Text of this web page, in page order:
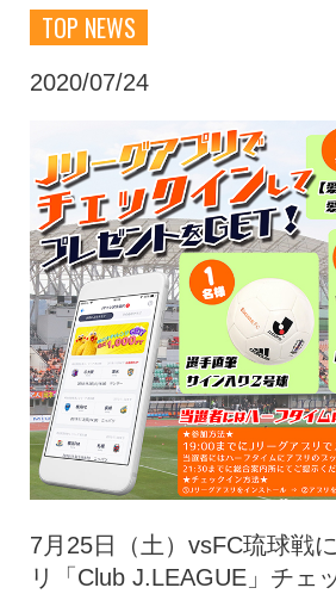
スクール
トップチーム
スポンサー
特設ページ
TOP NEWS
2020/07/24
7月25日（土）vsFC琉球戦
リ「Club J.LEAGUE」チェ